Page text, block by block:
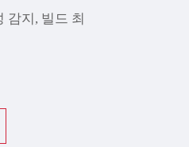
감지, 빌드 최